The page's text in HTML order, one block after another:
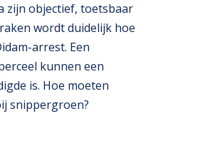
zijn objectief, toetsbaar
wordt duidelijk hoe
arrest. Een
kunnen een
is. Hoe moeten
snippergroen?